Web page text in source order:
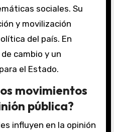
sociales. Su
y movilización
del país. En
cambio y un
el Estado.
movimientos
pública?
influyen en la opinión